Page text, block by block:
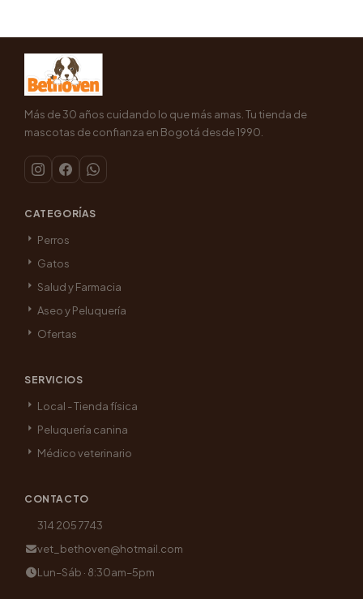
Más de 30 años cuidando lo que más amas. Tu tienda de
mascotas de confianza en Bogotá desde 1990.
CATEGORÍAS
Perros
Gatos
Salud y Farmacia
Aseo y Peluquería
Ofertas
SERVICIOS
Local - Tienda física
Peluquería canina
Médico veterinario
CONTACTO
314 205 7743
vet_bethoven@hotmail.com
Lun–Sáb · 8:30am–5pm